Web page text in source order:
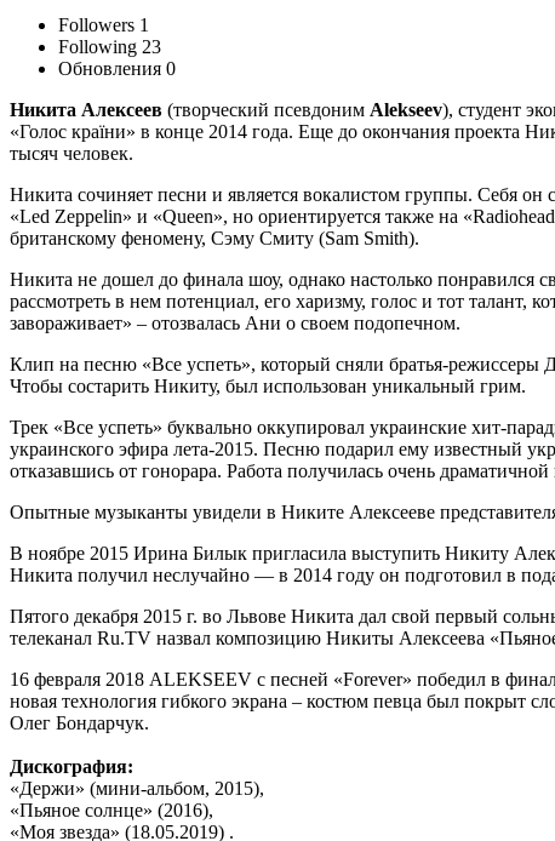
Followers 1
Following 23
Обновления 0
Никита Алексеев (творческий псевдоним Alekseev), студент
«Голос країни» в конце 2014 года. Еще до окончания проекта
тысяч человек.
Никита сочиняет песни и является вокалистом группы. Себя
«Led Zeppelin» и «Queen», но ориентируется также на
британскому феномену, Сэму Смиту (Sam Smith).
Никита не дошел до финала шоу, однако настолько понравился
рассмотреть в нем потенциал, его харизму, голос и тот талант,
завораживает» – отозвалась Ани о своем подопечном.
Клип на песню «Все успеть», который сняли братья-
Чтобы состарить Никиту, был использован уникальный грим.
Трек «Все успеть» буквально оккупировал украинские хит-
украинского эфира лета-2015. Песню подарил ему известный
отказавшись от гонорара. Работа получилась очень
Опытные музыканты увидели в Никите Алексееве
В ноябре 2015 Ирина Билык пригласила выступить Никиту
Никита получил неслучайно — в 2014 году он подготовил в
Пятого декабря 2015 г. во Львове Никита дал свой первый
телеканал Ru.TV назвал композицию Никиты Алексеева
16 февраля 2018 ALEKSEEV с песней «Forever» победил в
новая технология гибкого экрана – костюм певца был покрыт
Олег Бондарчук.
Дискография:
«Держи» (мини-альбом, 2015),
«Пьяное солнце» (2016),
«Моя звезда» (18.05.2019) .